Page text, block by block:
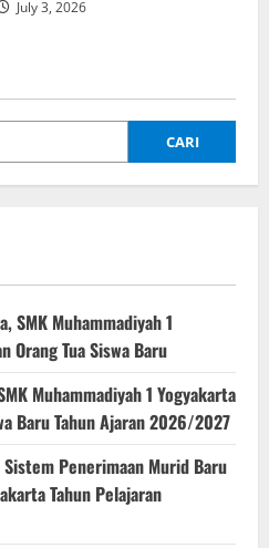
July 3, 2026
CARI
SMK Muhammadiyah 1
Orang Tua Siswa Baru
Muhammadiyah 1 Yogyakarta
Baru Tahun Ajaran 2026/2027
Penerimaan Murid Baru
Tahun Pelajaran